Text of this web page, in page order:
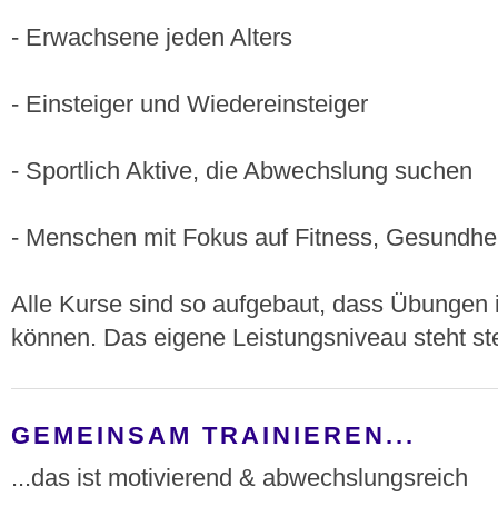
- Erwachsene jeden Alters
- Einsteiger und Wiedereinsteiger
- Sportlich Aktive, die Abwechslung suchen
- Menschen mit Fokus auf Fitness,
Alle Kurse sind so aufgebaut, dass
können. Das eigene Leistungsniveau steht
GEMEINSAM TRAINIEREN...
...das ist motivierend & abwechslungsreich